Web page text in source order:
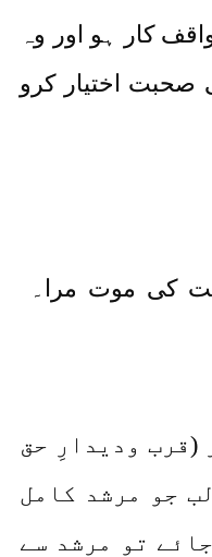
کار ہو اور وہ
صحبت اختیار کرو
کی موت مرا۔
(قرب ودیدارِ حق
جو مرشد کامل
تو مرشد سے